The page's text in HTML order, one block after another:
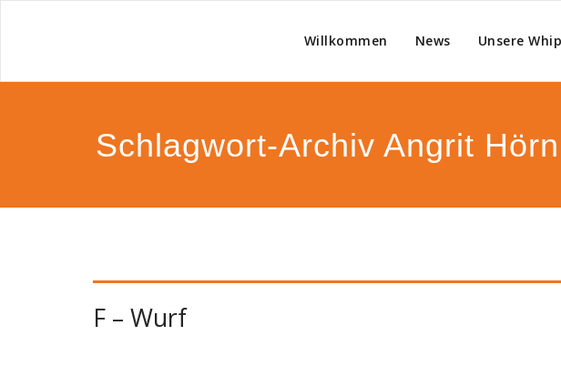
von
Willkommen News Unsere
Schlagwort-Archiv Angrit
F – Wurf